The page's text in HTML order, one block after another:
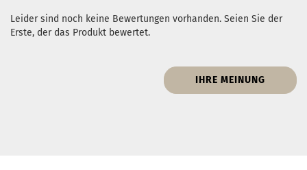
Leider sind noch keine Bewertungen vorhanden. Seien Sie der
Erste, der das Produkt bewertet.
IHRE MEINUNG